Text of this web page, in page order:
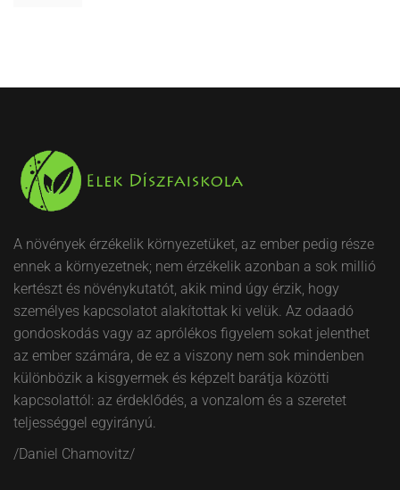
A növények érzékelik környezetüket, az ember pedig része
ennek a környezetnek; nem érzékelik azonban a sok millió
kertészt és növénykutatót, akik mind úgy érzik, hogy
személyes kapcsolatot alakítottak ki velük. Az odaadó
gondoskodás vagy az aprólékos figyelem sokat jelenthet
az ember számára, de ez a viszony nem sok mindenben
különbözik a kisgyermek és képzelt barátja közötti
kapcsolattól: az érdeklődés, a vonzalom és a szeretet
teljességgel egyirányú.
/Daniel Chamovitz/